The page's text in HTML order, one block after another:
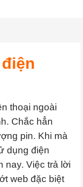
thoại ngoài
Chắc hẳn
pin. Khi mà
dụng điện
nay. Việc trả lời
web đặc biệt